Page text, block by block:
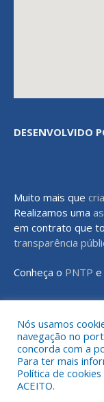
DESENVOLVIDO
Muito mais que
Realizamos uma
em contrato que
transparência
Conheça o PNTP e
Todos os direitos
Mapa do Site
Nós usamos
navegação no
concorda com a
Para ter mais
Política de cookies
ACEITO.